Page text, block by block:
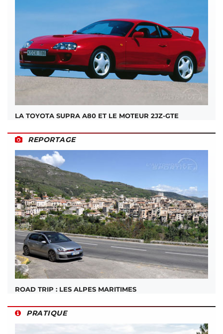
LA TOYOTA SUPRA A80 ET LE MOTEUR 2JZ-GTE
REPORTAGE
ROAD TRIP : LES ALPES MARITIMES
PRATIQUE